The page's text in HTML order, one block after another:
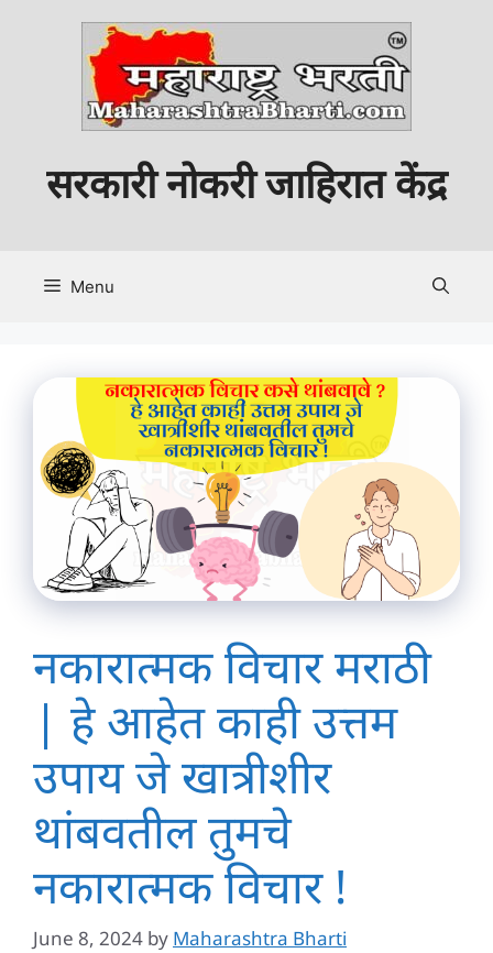
सरकारी नोकरी जाहिरात केंद्र
Menu
नकारात्मक विचार मराठी
| हे आहेत काही उत्तम
उपाय जे खात्रीशीर
थांबवतील तुमचे
नकारात्मक विचार !
June 8, 2024 by Maharashtra Bharti